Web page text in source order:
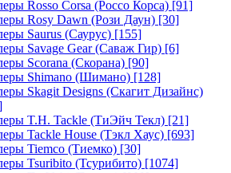
Rosso Corsa (Россо Корса) [91]
Rosy Dawn (Рози Даун) [30]
Saurus (Саурус) [155]
Savage Gear (Саваж Гир) [6]
Scorana (Скорана) [90]
Shimano (Шимано) [128]
Skagit Designs (Скагит Дизайнс)
T.H. Tackle (ТиЭйч Текл) [21]
Tackle House (Тэкл Хаус) [693]
Tiemco (Тиемко) [30]
Tsuribito (Тсурибито) [1074]